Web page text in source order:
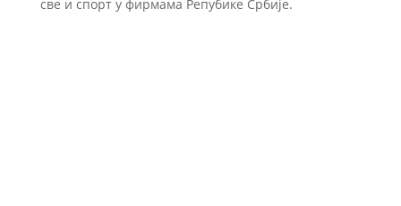
све и спорт у фирмама Репубике Србије.